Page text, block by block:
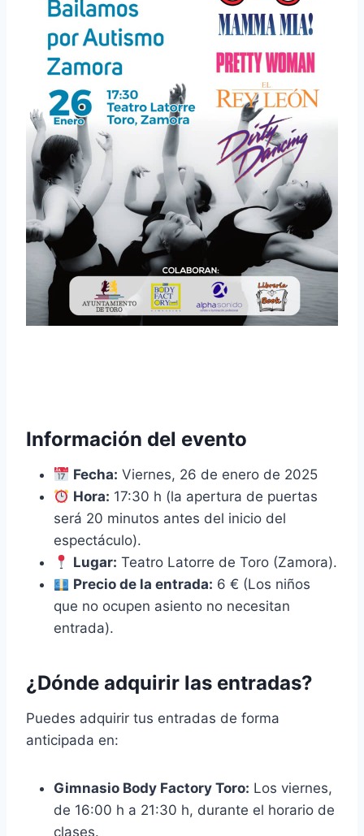
Información del evento
Fecha: Viernes, 26 de enero de 2025
Hora: 17:30 h (la apertura de puertas
será 20 minutos antes del inicio del
espectáculo).
Lugar: Teatro Latorre de Toro (Zamora).
Precio de la entrada: 6 € (Los niños
que no ocupen asiento no necesitan
entrada).
¿Dónde adquirir las entradas?
Puedes adquirir tus entradas de forma
anticipada en:
Gimnasio Body Factory Toro: Los viernes,
de 16:00 h a 21:30 h, durante el horario de
clases.